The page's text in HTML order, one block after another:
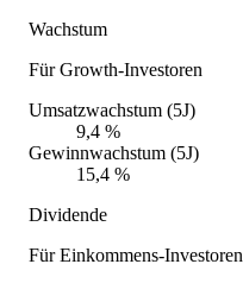
Wachstum
Für Growth-Investoren
Umsatzwachstum (5J)
9,4 %
Gewinnwachstum (5J)
15,4 %
Dividende
Für Einkommens-Investoren